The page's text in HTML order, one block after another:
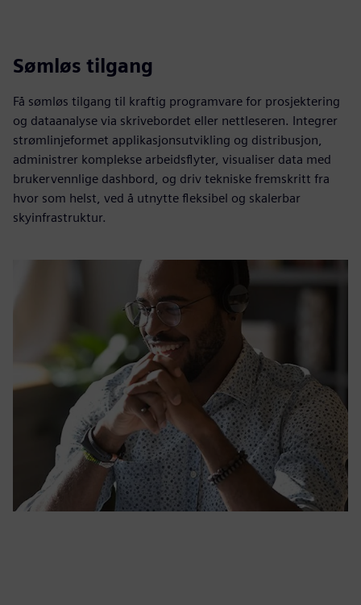
Sømløs tilgang
Få sømløs tilgang til kraftig programvare for prosjektering
og dataanalyse via skrivebordet eller nettleseren. Integrer
strømlinjeformet applikasjonsutvikling og distribusjon,
administrer komplekse arbeidsflyter, visualiser data med
brukervennlige dashbord, og driv tekniske fremskritt fra
hvor som helst, ved å utnytte fleksibel og skalerbar
skyinfrastruktur.